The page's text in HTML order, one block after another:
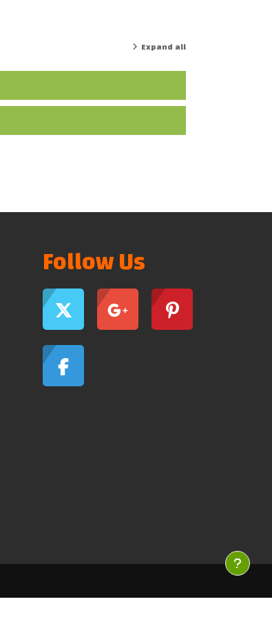
Expand all
Follow Us